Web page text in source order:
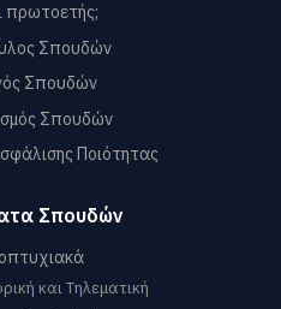
πρωτοετής;
Σπουδών
Σπουδών
Σπουδών
Ποιότητας
Σπουδών
και Τηλεματική